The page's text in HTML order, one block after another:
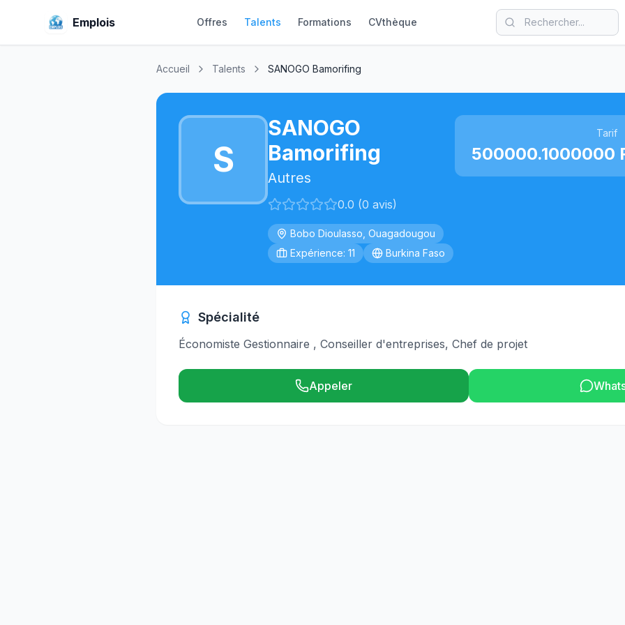
Emplois Offres Talents Formations CVthèque
Accueil Talents SANOGO Bamorifing
S
SANOGO
Bamorifing
Autres
0.0 (0 avis)
Bobo Dioulasso, Ouagadougou
Expérience: 11
Burkina Faso
Tarif
500000.1000000
Spécialité
Économiste Gestionnaire , Conseiller d'entreprises, Chef de projet
Appeler